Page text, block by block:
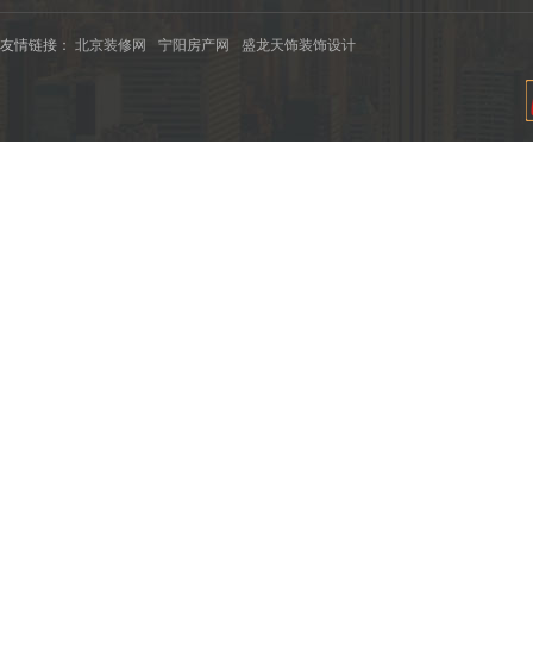
友情链接： 北京装修网 宁阳房产网 盛龙天饰装饰设计